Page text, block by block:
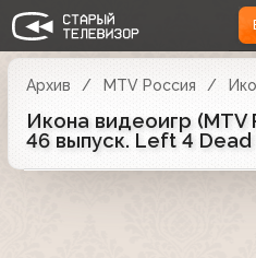
Архив MTV Россия
Икона видеоигр (MTV
46 выпуск. Left 4 Dead